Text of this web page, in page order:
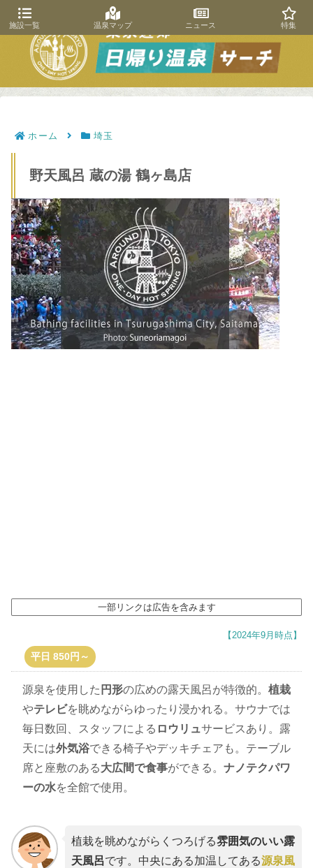
ホーム 埼玉
野天風呂 蔵の湯 鶴ヶ島店
一部リンクは広告を含みます
【2024年9月時点】
平日 850円～
源泉を使用した 円形の広めの露天風呂が特徴的。 植栽
やテレビを眺めながらゆったり浸かれる。サウナでは
毎日数回、スタッフによる ロウリュサービスあり。露
天には外気浴できる椅子やデッキチェアも。テーブル
席と座敷のある大広間で食事ができる。 ナノテクパワ
ーの水を全館で使用。
植栽を眺めながらくつろげる雰囲気のいい露
天風呂です。中央にある加温してある源泉風
施設一覧 温泉マップ ニュース 特集